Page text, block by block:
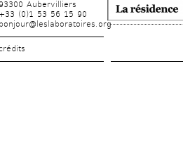
93300 Aubervilliers
+33 (0)1 53 56 15 90
bonjour@leslaboratoires.org